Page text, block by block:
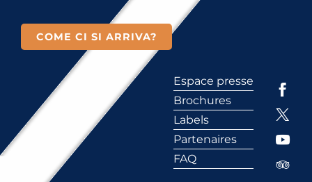
COME CI SI ARRIVA?
Espace presse
Brochures
Labels
Partenaires
FAQ